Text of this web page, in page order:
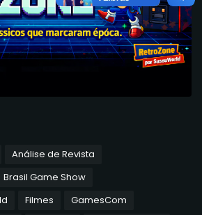
Análise de Revista
Brasil Game Show
Filmes
GamesCom